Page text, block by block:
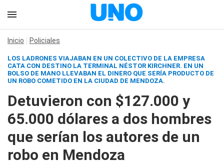
Inicio Policiales
LOS LADRONES VIAJABAN EN UN COLECTIVO DE LA EMPRESA
CATA CON DESTINO LA TERMINAL NÉSTOR KIRCHNER. EN UN
BOLSO DE MANO LLEVABAN EL DINERO QUE SERÍA PRODUCTO DE
UN ROBO COMETIDO EN LA CIUDAD DE MENDOZA.
Detuvieron con $127.000 y
65.000 dólares a dos hombres
que serían los autores de un
robo en Mendoza